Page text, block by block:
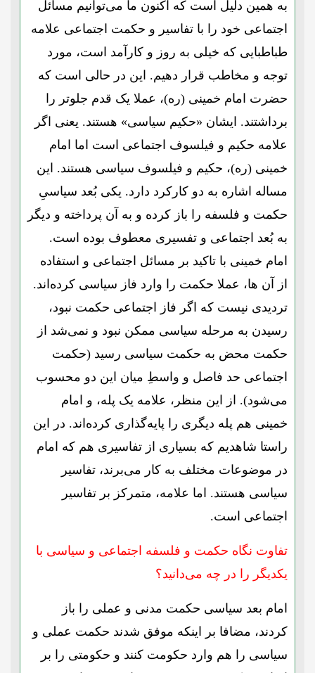
به همین دلیل است که اکنون ما می‌توانیم مسائل
اجتماعی خود را با تفاسیر و حکمت اجتماعی علامه
طباطبایی که خیلی به روز و کارآمد است، مورد
توجه و مخاطب قرار دهیم. این در حالی است که
حضرت امام خمینی (ره)، عملا یک قدم جلوتر را
برداشتند. ایشان «حکیم سیاسی» هستند. یعنی اگر
علامه حکیم و فیلسوف اجتماعی است اما امام
خمینی (ره)، حکیم و فیلسوف سیاسی هستند. این
مساله اشاره به دو کارکرد دارد. یکی بُعد سیاسیِ
حکمت و فلسفه را باز کرده و به آن پرداخته و دیگر
به بُعد اجتماعی و تفسیری معطوف بوده است.
امام خمینی با تاکید بر مسائل اجتماعی و استفاده
از آن ها، عملا حکمت را وارد فاز سیاسی کرده‌اند.
تردیدی نیست که اگر فاز اجتماعی حکمت نبود،
رسیدن به مرحله سیاسی ممکن نبود و نمی‌شد از
حکمت محض به حکمت سیاسی رسید (حکمت
اجتماعی حد فاصل و واسطِ میان این دو محسوب
می‌شود). از این منظر، علامه یک پله، و امام
خمینی هم پله دیگری را پایه‌گذاری کرده‌اند. در این
راستا شاهدیم که بسیاری از تفاسیری هم که امام
در موضوعات مختلف به کار می‌برند، تفاسیر
سیاسی هستند. اما علامه، متمرکز بر تفاسیر
اجتماعی است.
تفاوت نگاه حکمت و فلسفه اجتماعی و سیاسی با
یکدیگر را در چه می‌دانید؟
امام بعد سیاسی حکمت مدنی و عملی را باز
کردند، مضافا بر اینکه موفق شدند حکمت عملی و
سیاسی را هم وارد حکومت کنند و حکومتی را بر